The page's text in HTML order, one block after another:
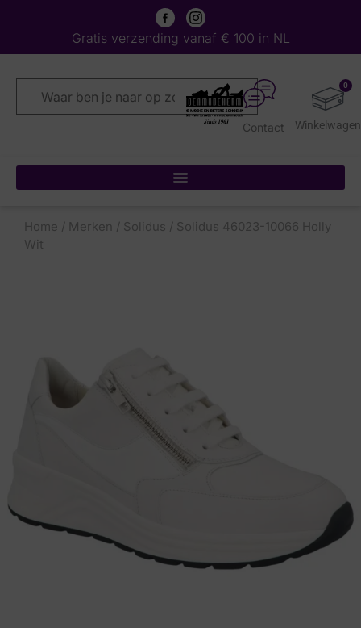
Gratis verzending vanaf € 100 in NL
0
Contact
Home / Merken / Solidus / Solidus 46023-10066 Holly
Wit